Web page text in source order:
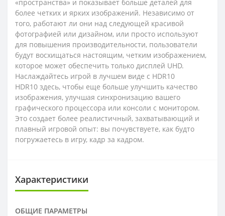
«пространства» и показывает больше деталей для
более четких и ярких изображений. Независимо от
того, работают ли они над следующей красивой
фотографией или дизайном, или просто используют
для повышения производительности, пользователи
будут восхищаться настоящим, четким изображением,
которое может обеспечить только дисплей UHD.
Наслаждайтесь игрой в лучшем виде с HDR10
HDR10 здесь, чтобы еще больше улучшить качество
изображения, улучшая синхронизацию вашего
графического процессора или консоли с монитором.
Это создает более реалистичный, захватывающий и
плавный игровой опыт: вы почувствуете, как будто
погружаетесь в игру, кадр за кадром.
Характеристики
ОБЩИЕ ПАРАМЕТРЫ